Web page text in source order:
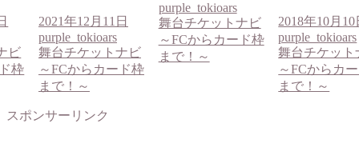
ビ
枠
2021年12月11日
purple_tokioars
舞台チケットナビ
～FCからカード枠
まで！～
purple_tokioars
舞台チケットナビ
～FCからカード枠
まで！～
2018年10月10
purple_tokioars
舞台チケット
～FCからカ
まで！～
スポンサーリンク